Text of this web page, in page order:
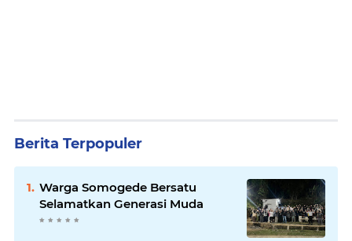
Berita Terpopuler
Warga Somogede Bersatu
Selamatkan Generasi Muda